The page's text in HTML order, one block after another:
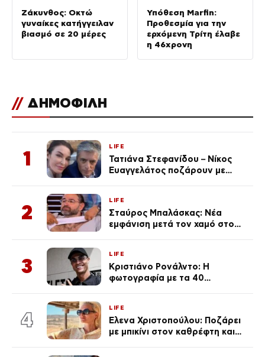
Ζάκυνθος: Οκτώ
γυναίκες κατήγγειλαν
βιασμό σε 20 μέρες
Υπόθεση Marfin:
Προθεσμία για την
ερχόμενη Τρίτη έλαβε
η 46χρονη
// ΔΗΜΟΦΙΛΗ
1
LIFE
Τατιάνα Στεφανίδου – Νίκος
Ευαγγελάτος ποζάρουν με
2
LIFE
Σταύρος Μπαλάσκας: Νέα
εμφάνιση μετά τον χαμό στο
3
LIFE
Κριστιάνο Ρονάλντο: Η
φωτογραφία με τα 40
εκ. likes
4
LIFE
Έλενα Χριστοπούλου: Ποζάρει
με μπικίνι στον καθρέφτη και